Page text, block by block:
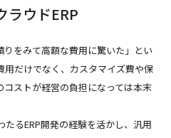
ラウドERP
をみて高額な費用に驚いた」とい
用だけでなく、カスタマイズ費や保
ストが経営の負担になっては本末
るERP開発の経験を活かし、汎用